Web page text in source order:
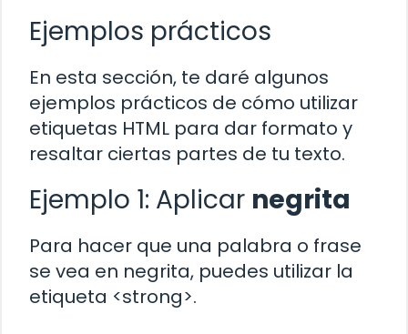
Ejemplos prácticos
En esta sección, te daré algunos
ejemplos prácticos de cómo utilizar
etiquetas HTML para dar formato y
resaltar ciertas partes de tu texto.
Ejemplo 1: Aplicar negrita
Para hacer que una palabra o frase
se vea en negrita, puedes utilizar la
etiqueta <strong>.